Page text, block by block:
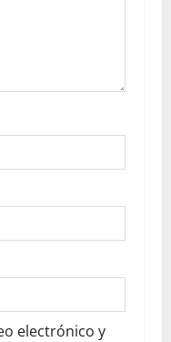
electrónico y